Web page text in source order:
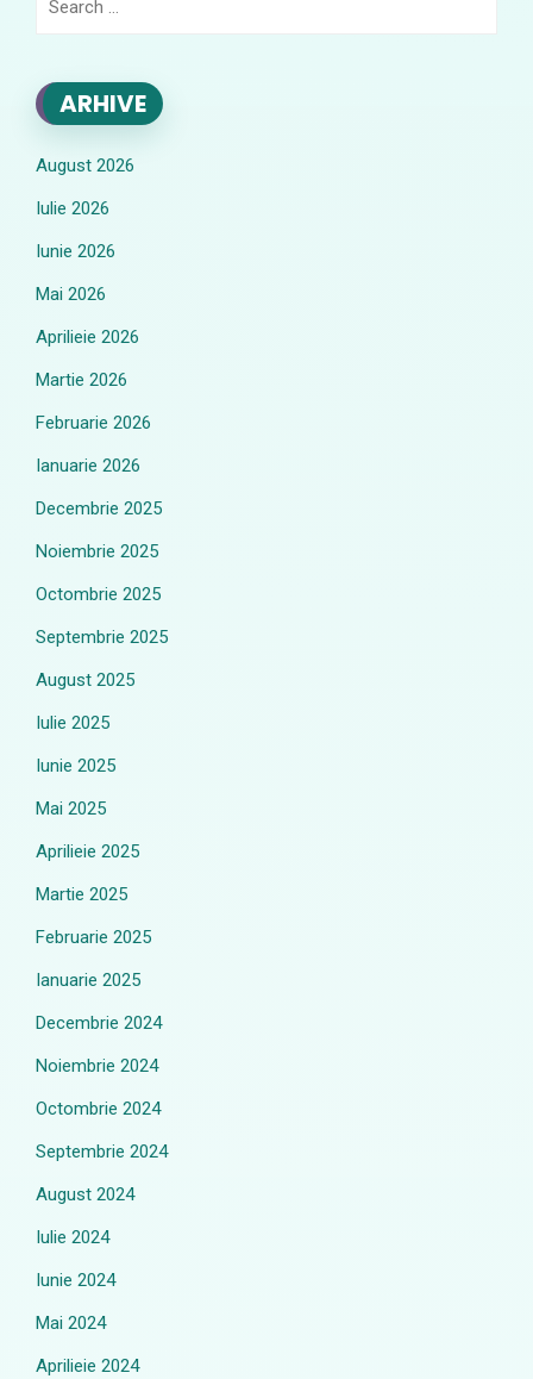
ARHIVE
August 2026
Iulie 2026
Iunie 2026
Mai 2026
Aprilieie 2026
Martie 2026
Februarie 2026
Ianuarie 2026
Decembrie 2025
Noiembrie 2025
Octombrie 2025
Septembrie 2025
August 2025
Iulie 2025
Iunie 2025
Mai 2025
Aprilieie 2025
Martie 2025
Februarie 2025
Ianuarie 2025
Decembrie 2024
Noiembrie 2024
Octombrie 2024
Septembrie 2024
August 2024
Iulie 2024
Iunie 2024
Mai 2024
Aprilieie 2024